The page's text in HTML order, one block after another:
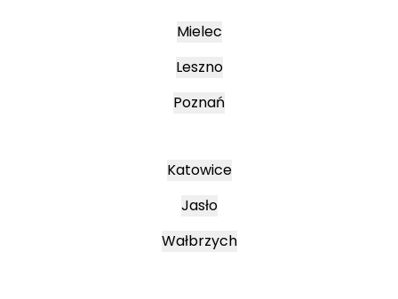
Mielec
Leszno
Poznań
Katowice
Jasło
Wałbrzych